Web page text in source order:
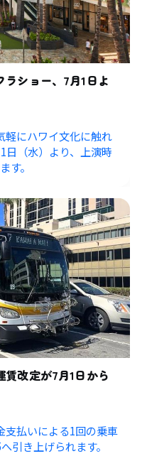
ショー、7月1日よ
軽にハワイ文化に触れ
日（水）より、上演時
す。
改定が7月1日から
支払いによる1回の乗車
引き上げられます。